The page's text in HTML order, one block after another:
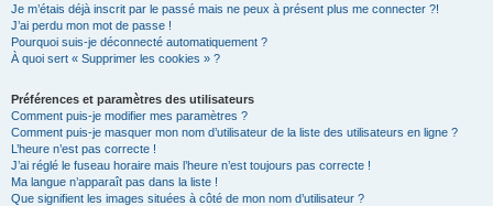
Je m’étais déjà inscrit par le passé mais ne peux à présent plus me connecter ?!
J’ai perdu mon mot de passe !
Pourquoi suis-je déconnecté automatiquement ?
À quoi sert « Supprimer les cookies » ?
Préférences et paramètres des utilisateurs
Comment puis-je modifier mes paramètres ?
Comment puis-je masquer mon nom d’utilisateur de la liste des utilisateurs en ligne ?
L’heure n’est pas correcte !
J’ai réglé le fuseau horaire mais l’heure n’est toujours pas correcte !
Ma langue n’apparaît pas dans la liste !
Que signifient les images situées à côté de mon nom d’utilisateur ?